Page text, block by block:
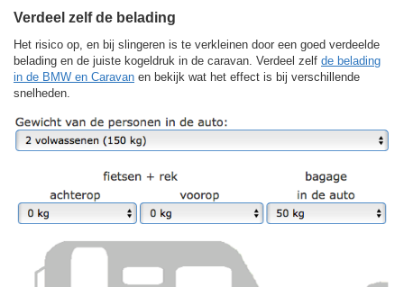
Verdeel zelf de belading
Het risico op, en bij slingeren is te verkleinen door een goed verdeelde
belading en de juiste kogeldruk in de caravan. Verdeel zelf de belading
in de BMW en Caravan en bekijk wat het effect is bij verschillende
snelheden.